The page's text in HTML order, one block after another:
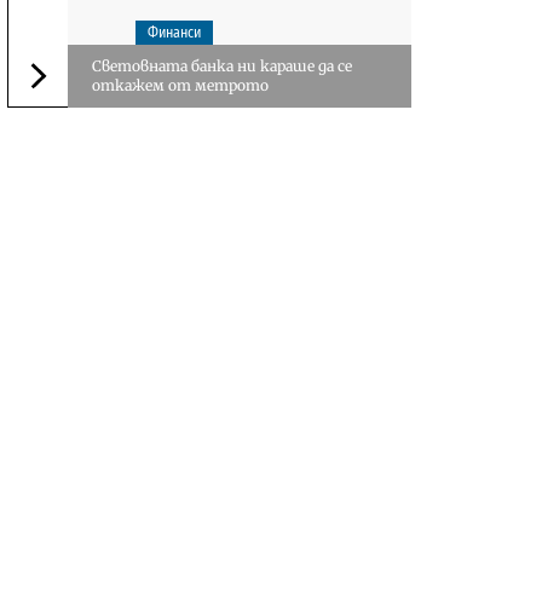
Следваща новина
Финанси
Световната банка ни караше да се
откажем от метрото